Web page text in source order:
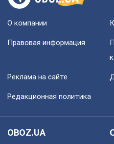
О компании
Правовая информация
Реклама на сайте
Редакционная политика
OBOZ.UA